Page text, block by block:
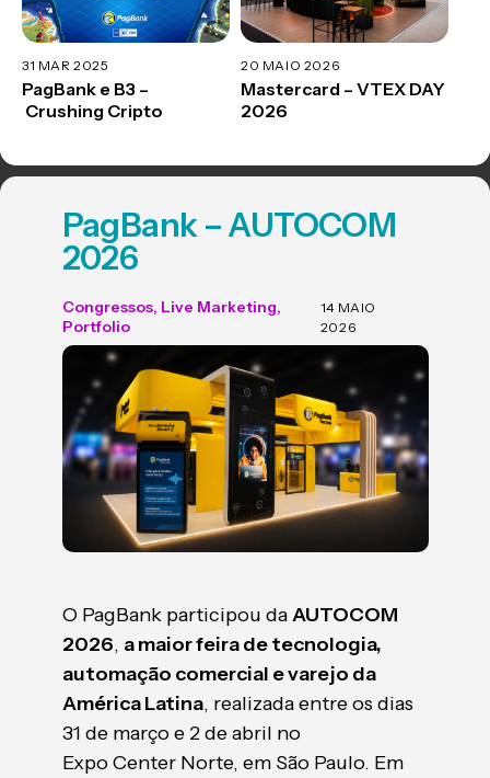
31 MAR 2025
PagBank e B3 –
Crushing Cripto
20 MAIO 2026
Mastercard – VTEX DAY
2026
PagBank – AUTOCOM
2026
Congressos, Live Marketing,
Portfolio
14 MAIO
2026
O PagBank participou daAUTOCOM
2026, a maior feira de tecnologia,
automação comercial e varejo da
América Latina, realizada entre os dias
31 de março e 2 de abril no
Expo Center Norte, em São Paulo. Em